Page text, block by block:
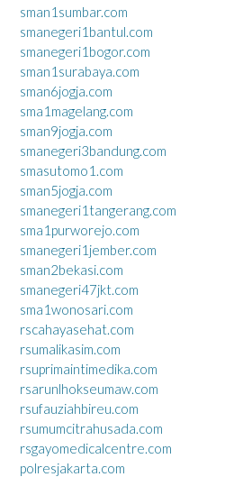
sman1sumbar.com
smanegeri1bantul.com
smanegeri1bogor.com
sman1surabaya.com
sman6jogja.com
sma1magelang.com
sman9jogja.com
smanegeri3bandung.com
smasutomo1.com
sman5jogja.com
smanegeri1tangerang.com
sma1purworejo.com
smanegeri1jember.com
sman2bekasi.com
smanegeri47jkt.com
sma1wonosari.com
rscahayasehat.com
rsumalikasim.com
rsuprimaintimedika.com
rsarunlhokseumaw.com
rsufauziahbireu.com
rsumumcitrahusada.com
rsgayomedicalcentre.com
polresjakarta.com